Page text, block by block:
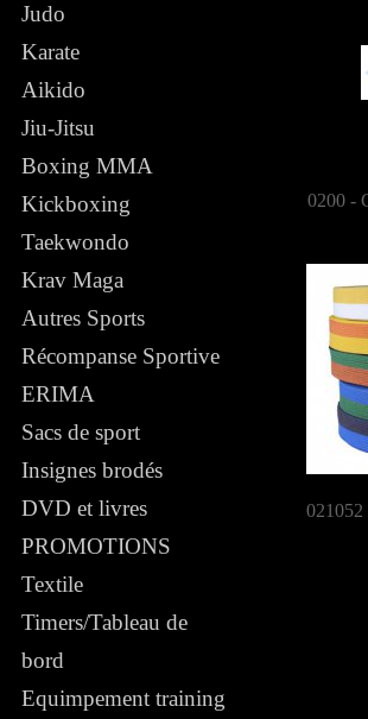
Judo
Karate
Aikido
Jiu-Jitsu
Boxing MMA
Kickboxing
Taekwondo
Krav Maga
Autres Sports
Récompanse Sportive
ERIMA
Sacs de sport
Insignes brodés
DVD et livres
PROMOTIONS
Textile
Timers/Tableau de
bord
Equimpement training
0200 -